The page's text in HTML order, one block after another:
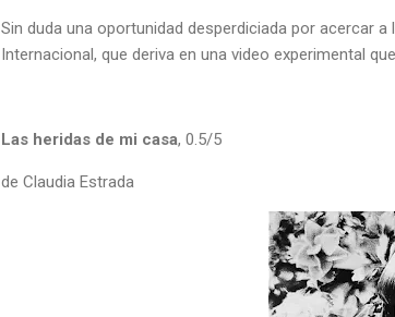
Sin duda una oportunidad desperdiciada por acercar
Internacional, que deriva en una video experimental
Las heridas de mi casa, 0.5/5
de Claudia Estrada